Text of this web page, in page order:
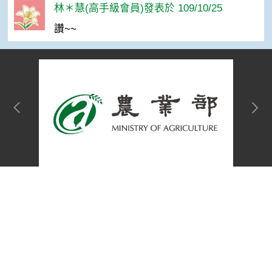
林＊慧(高手級會員)發表於 109/10/25
讚~~